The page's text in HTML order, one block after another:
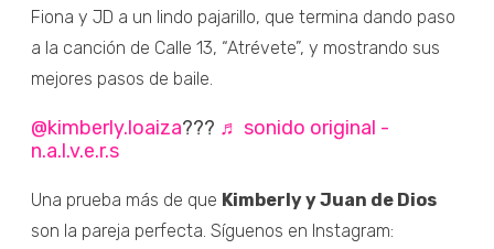
Fiona y JD a un lindo pajarillo, que termina dando paso
a la canción de Calle 13, “Atrévete”, y mostrando sus
mejores pasos de baile.
@kimberly.loaiza??? ♬ sonido original -
n.a.l.v.e.r.s
Una prueba más de que Kimberly y Juan de Dios
son la pareja perfecta. Síguenos en Instagram: